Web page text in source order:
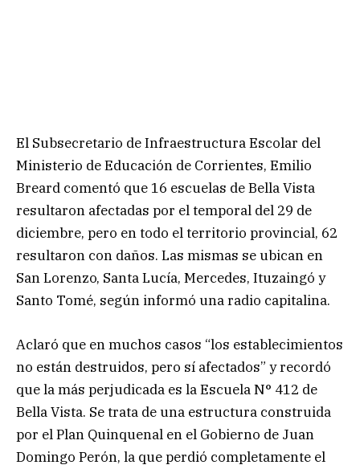
El Subsecretario de Infraestructura Escolar del
Ministerio de Educación de Corrientes, Emilio
Breard comentó que 16 escuelas de Bella Vista
resultaron afectadas por el temporal del 29 de
diciembre, pero en todo el territorio provincial, 62
resultaron con daños. Las mismas se ubican en
San Lorenzo, Santa Lucía, Mercedes, Ituzaingó y
Santo Tomé, según informó una radio capitalina.
Aclaró que en muchos casos “los establecimientos
no están destruidos, pero sí afectados” y recordó
que la más perjudicada es la Escuela N° 412 de
Bella Vista. Se trata de una estructura construida
por el Plan Quinquenal en el Gobierno de Juan
Domingo Perón, la que perdió completamente el